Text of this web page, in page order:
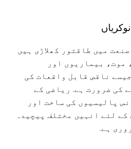
میں طاقتور کھلاڑی ہیں
موت، بیماریوں اور
ناقص قابل واقعات کی
کی ضرورت ہے. ریاضی کے
پالیسیوں کی ساخت اور
لئے انہیں مختلف پیچیدہ
ہے.